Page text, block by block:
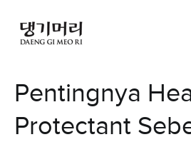
Pentingnya
Protectant